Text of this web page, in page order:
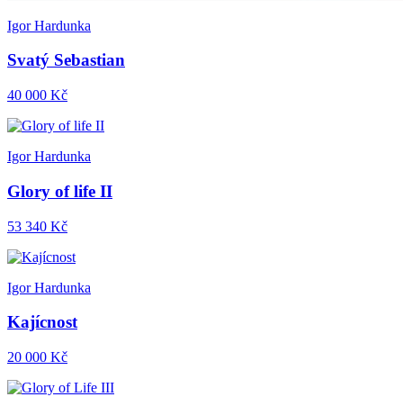
Igor Hardunka
Svatý Sebastian
40 000 Kč
Igor Hardunka
Glory of life II
53 340 Kč
Igor Hardunka
Kajícnost
20 000 Kč